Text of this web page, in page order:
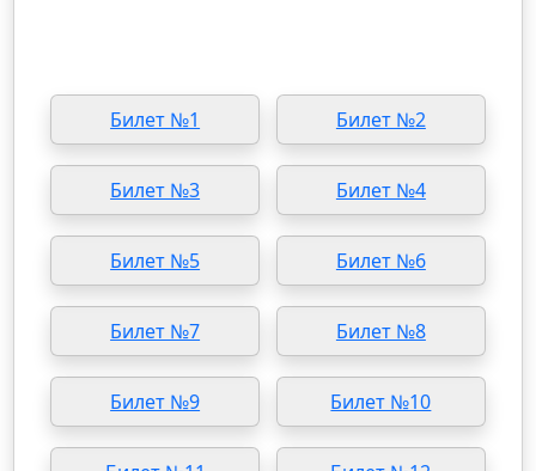
Билет №1 Билет №2
Билет №3 Билет №4
Билет №5 Билет №6
Билет №7 Билет №8
Билет №9 Билет №10